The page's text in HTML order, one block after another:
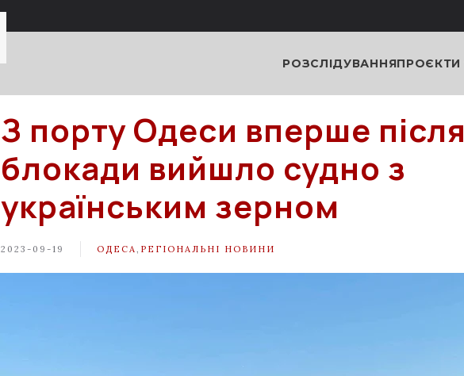
РОЗСЛІДУВАННЯПРОЄКТИ
З порту Одеси вперше після
блокади вийшло судно з
українським зерном
2023-09-19 ОДЕСА РЕГІОНАЛЬНІ НОВИНИ